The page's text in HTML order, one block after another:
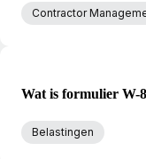
Contractor
Wat is formulier W-
Belastingen